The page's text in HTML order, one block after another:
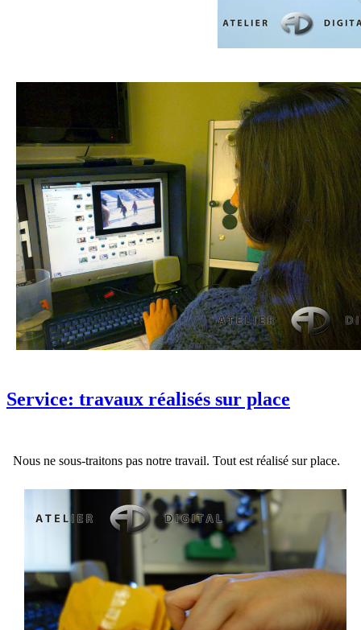
Service: travaux réalisés sur place
Nous ne sous-traitons pas notre travail. Tout est réalisé sur place.